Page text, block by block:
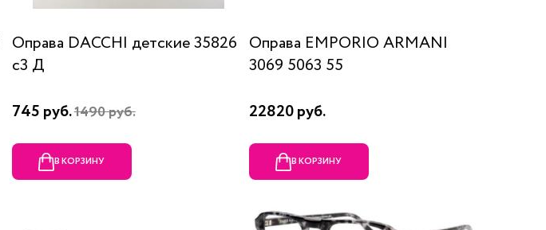
Оправа DACCHI детские 35826
c3 Д
745 руб.1490 руб.
В КОРЗИНУ
Оправа EMPORIO ARMANI
3069 5063 55
22820 руб.
В КОРЗИНУ